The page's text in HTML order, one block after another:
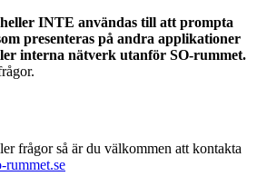
INTE användas till att prompta
presenteras på andra applikationer
interna nätverk utanför SO-rummet.
frågor så är du välkommen att kontakta
rummet.se